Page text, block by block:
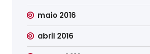
maio 2016
abril 2016